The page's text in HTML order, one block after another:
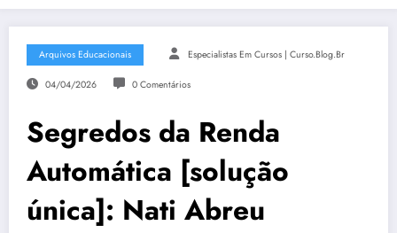
Arquivos Educacionais Especialistas Em Cursos | Curso.blog.br
04/04/2026 0 Comentários
Segredos da Renda
Automática [solução
única]: Nati Abreu